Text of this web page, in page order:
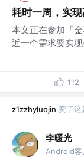
耗时一周，实
本文正在参加「
近一个需求要实
112
z1zzhyluojin 赞了这
李暖光